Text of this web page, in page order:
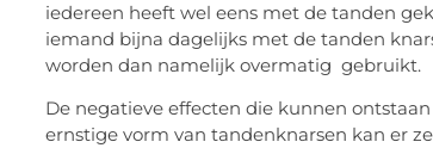
iedereen heeft wel eens met de tanden
iemand bijna dagelijks met de tanden
worden dan namelijk overmatig gebruikt.
De negatieve effecten die kunnen
ernstige vorm van tandenknarsen kan er